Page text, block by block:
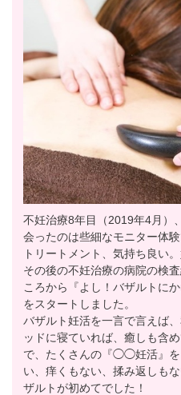
不妊治療8年目（2019年4月）
会ったのは些細なモニター体
トリートメント、気持ち良い
その後の不妊治療の病院の検
ころから『よし！バザルトに
をスタートしました。
バザルト妊活を一言で言えば
ッドに寝ていれば、癒しも含
で、たくさんの『◯◯妊活』を
い、痒くもない、揉み返しも
ザルトが初めてでした！